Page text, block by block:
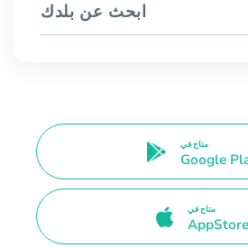
ابحث عن بلدك
متاح في
Google
متاح في
AppStore